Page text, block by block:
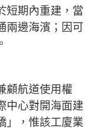
短期內重建，當
兩邊海濱；因可
顧航道使用權
中心對開海面建
」，惟該工廈業